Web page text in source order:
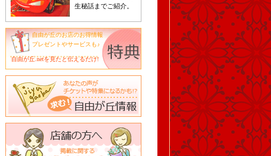
生秘話までご紹介。
自由が丘のお店のお得情報
プレゼントやサービスも♪
自由が丘.netを見たと伝えるだけ!